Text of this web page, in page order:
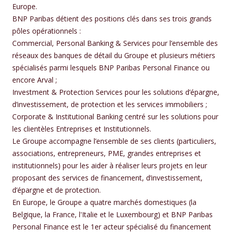
Europe.
BNP Paribas détient des positions clés dans ses trois grands
pôles opérationnels :
Commercial, Personal Banking & Services pour l’ensemble des
réseaux des banques de détail du Groupe et plusieurs métiers
spécialisés parmi lesquels BNP Paribas Personal Finance ou
encore Arval ;
Investment & Protection Services pour les solutions d’épargne,
d’investissement, de protection et les services immobiliers ;
Corporate & Institutional Banking centré sur les solutions pour
les clientèles Entreprises et Institutionnels.
Le Groupe accompagne l’ensemble de ses clients (particuliers,
associations, entrepreneurs, PME, grandes entreprises et
institutionnels) pour les aider à réaliser leurs projets en leur
proposant des services de financement, d’investissement,
d’épargne et de protection.
En Europe, le Groupe a quatre marchés domestiques (la
Belgique, la France, l'Italie et le Luxembourg) et BNP Paribas
Personal Finance est le 1er acteur spécialisé du financement